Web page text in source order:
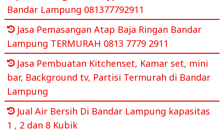
Bandar Lampung 081377792911
Jasa Pemasangan Atap Baja Ringan Bandar
Lampung TERMURAH 0813 7779 2911
Jasa Pembuatan Kitchenset, Kamar set, mini
bar, Background tv, Partisi Termurah di Bandar
Lampung
Jual Air Bersih Di Bandar Lampung kapasitas
1 , 2 dan 8 Kubik